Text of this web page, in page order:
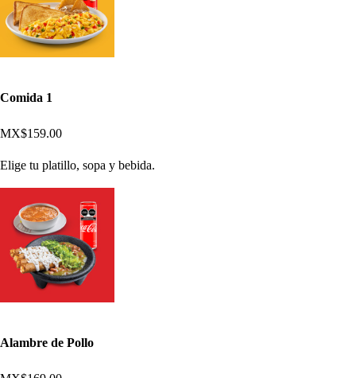
Comida 1
MX$159.00
Elige tu platillo, sopa y bebida.
Alambre de Pollo